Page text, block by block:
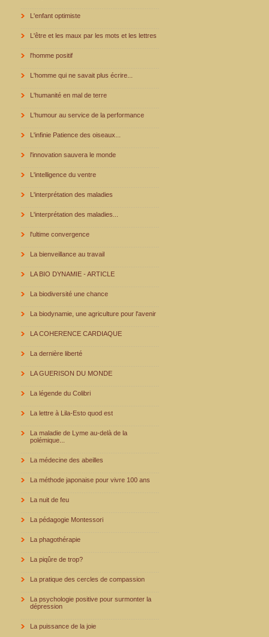
L'enfant optimiste
L'être et les maux par les mots et les lettres
l'homme positif
L'homme qui ne savait plus écrire...
L'humanité en mal de terre
L'humour au service de la performance
L'infinie Patience des oiseaux...
l'innovation sauvera le monde
L'intelligence du ventre
L'interprétation des maladies
L'interprétation des maladies...
l'ultime convergence
La bienveillance au travail
LA BIO DYNAMIE - ARTICLE
La biodiversité une chance
La biodynamie, une agriculture pour l'avenir
LA COHERENCE CARDIAQUE
La dernière liberté
LA GUERISON DU MONDE
La légende du Colibri
La lettre à Lila-Esto quod est
La maladie de Lyme au-delà de la
polémique...
La médecine des abeilles
La méthode japonaise pour vivre 100 ans
La nuit de feu
La pédagogie Montessori
La phagothérapie
La piqûre de trop?
La pratique des cercles de compassion
La psychologie positive pour surmonter la
dépression
La puissance de la joie